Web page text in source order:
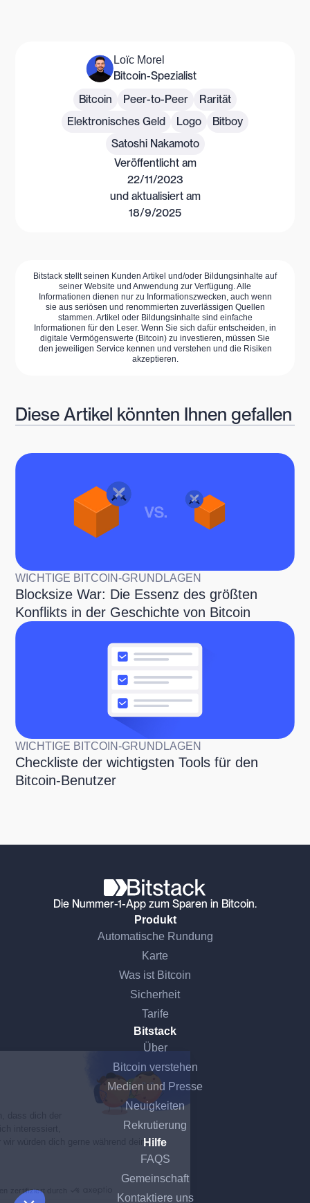
Hallo, das sind wir...
die Cookies!
Inhalt dieser Website wirklich interessiert,
bevor wir dich stören. Aber wir würden dich gerne während deines
Loïc Morel
Bitcoin-Spezialist
Bitcoin
Peer-to-Peer
Rarität
Elektronisches Geld
Logo
Bitboy
Satoshi Nakamoto
Veröffentlicht am
22/11/2023
und aktualisiert am
18/9/2025
Bitstack stellt seinen Kunden Artikel und/oder Bildungsinhalte auf
seiner Website und Anwendung zur Verfügung. Alle
Informationen dienen nur zu Informationszwecken, auch wenn
sie aus seriösen und renommierten zuverlässigen Quellen
stammen. Artikel oder Bildungsinhalte sind einfache
Informationen für den Leser. Wenn Sie sich dafür entscheiden, in
digitale Vermögenswerte (Bitcoin) zu investieren, müssen Sie
den jeweiligen Service kennen und verstehen und die Risiken
akzeptieren.
Diese Artikel könnten Ihnen gefallen
WICHTIGE BITCOIN-GRUNDLAGEN
Blocksize War: Die Essenz des größten
Konflikts in der Geschichte von Bitcoin
WICHTIGE BITCOIN-GRUNDLAGEN
Checkliste der wichtigsten Tools für den
Bitcoin-Benutzer
Die Nummer-1-App zum Sparen in Bitcoin.
Produkt
Automatische Rundung
Karte
Was ist Bitcoin
Sicherheit
Tarife
Bitstack
Über
Bitcoin verstehen
Medien und Presse
Neuigkeiten
Rekrutierung
Hilfe
FAQS
Gemeinschaft
Kontaktiere uns